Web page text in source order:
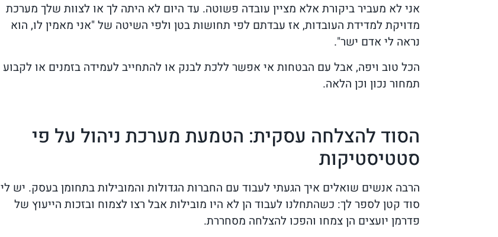
אני לא מעביר ביקורת אלא מציין עובדה פשוטה. עד היום לא היתה לך או לצוות שלך מערכת
מדויקת למדידת העובדות, אז עבדתם לפי תחושות בטן ולפי השיטה של "אני מאמין לו, הוא
נראה לי אדם ישר".
הכל טוב ויפה, אבל עם הבטחות אי אפשר ללכת לבנק או להתחייב לעמידה בזמנים או לקבוע
תמחור נכון וכן הלאה.
הסוד להצלחה עסקית: הטמעת מערכת ניהול על פי
סטטיסטיקות
הרבה אנשים שואלים איך הגעתי לעבוד עם החברות הגדולות והמובילות בתחומן בעסק. יש לי
סוד קטן לספר לך: כשהתחלנו לעבוד הן לא היו מובילות אבל רצו לצמוח ובזכות הייעוץ של
פדרמן יועצים הן צמחו והפכו להצלחה מסחררת.